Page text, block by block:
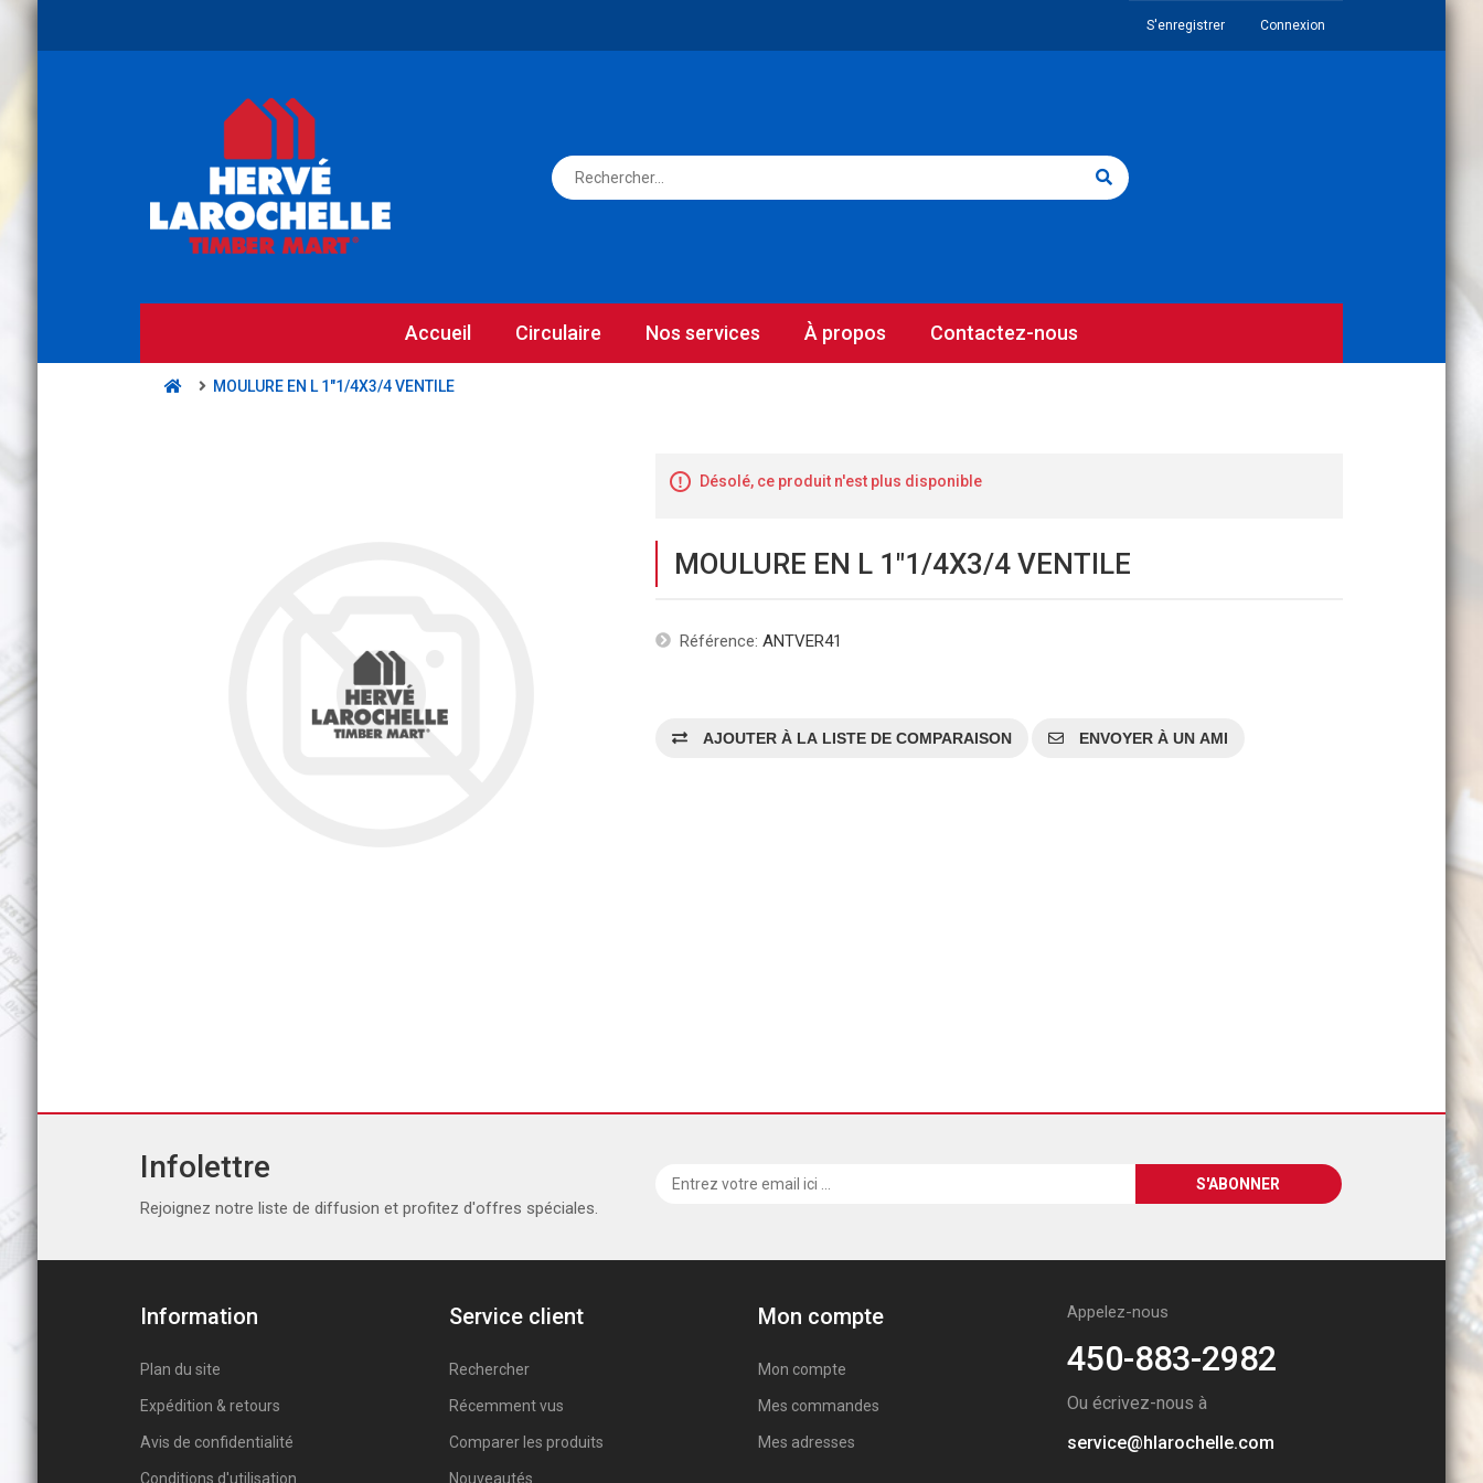
S'enregistrer Connexion
Accueil Circulaire Nos services À propos Contactez-nous
MOULURE EN L 1"1/4X3/4 VENTILE
Désolé, ce produit n'est plus disponible
MOULURE EN L 1"1/4X3/4 VENTILE
Référence: ANTVER41
AJOUTER À LA LISTE DE COMPARAISON ENVOYER À UN AMI
Infolettre
Rejoignez notre liste de diffusion et profitez d'offres spéciales.
Information
Plan du site
Expédition & retours
Avis de confidentialité
Conditions d'utilisation
Service client
Rechercher
Récemment vus
Comparer les produits
Nouveautés
Mon compte
Mon compte
Mes commandes
Mes adresses
Appelez-nous
450-883-2982
Ou écrivez-nous à
service@hlarochelle.com